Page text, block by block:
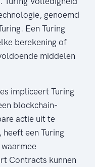
genoemd
Een Turing
berekening of
middelen
impliceert Turing
blockchain-
actie uit te
een Turing
Contracts kunnen